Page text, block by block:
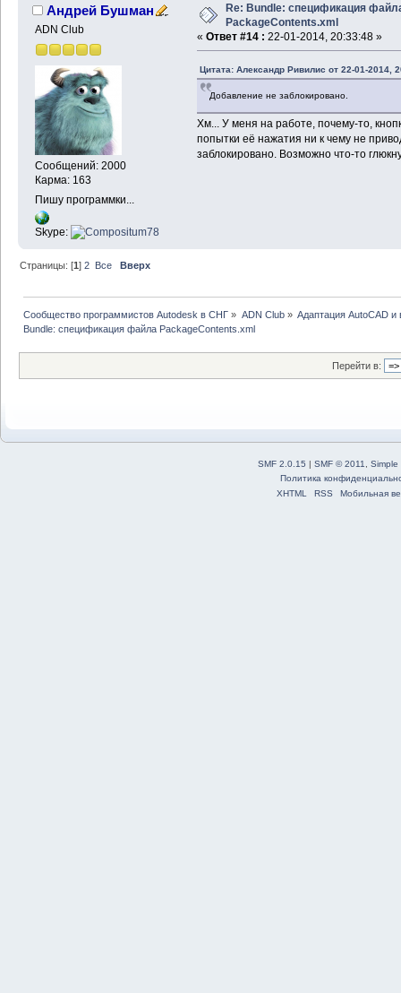
Андрей Бушман
ADN Club
Сообщений: 2000
Карма: 163
Пишу программки...
Skype:
Re: Bundle: спецификация
PackageContents.xml
« Ответ #14 : 22-01-2014, 20:33:48 »
Цитата: Александр Ривилис от 22-01-2014,
Добавление не заблокировано.
Хм... У меня на работе, почему-то,
попытки её нажатия ни к чему не
заблокировано. Возможно что-то
Страницы: [1]2 Все Вверх
Сообщество программистов Autodesk в СНГ » ADN Club» Адаптация AutoCAD и
Bundle: спецификация файла PackageContents.xml
Перейти в:
SMF 2.0.15 | SMF © 2011
Simple
Политика
XHTML
RSS Мобильная